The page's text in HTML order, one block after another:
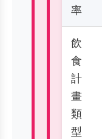
率
飲
食
計
畫
類
型